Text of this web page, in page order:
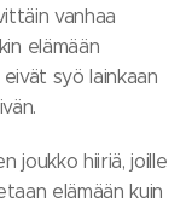
vanhaa
elämään
syö lainkaan
joukko hiiriä, joille
elämään kuin